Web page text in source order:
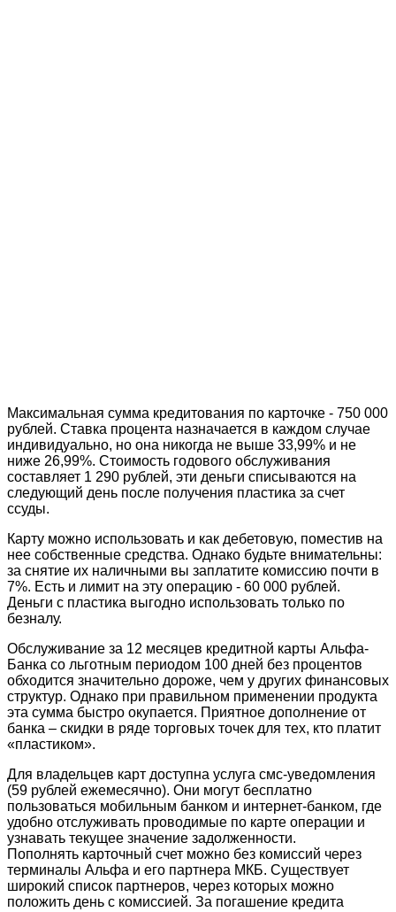
Максимальная сумма кредитования по карточке - 750 000
рублей. Ставка процента назначается в каждом случае
индивидуально, но она никогда не выше 33,99% и не
ниже 26,99%. Стоимость годового обслуживания
составляет 1 290 рублей, эти деньги списываются на
следующий день после получения пластика за счет
ссуды.
Карту можно использовать и как дебетовую, поместив на
нее собственные средства. Однако будьте внимательны:
за снятие их наличными вы заплатите комиссию почти в
7%. Есть и лимит на эту операцию - 60 000 рублей.
Деньги с пластика выгодно использовать только по
безналу.
Обслуживание за 12 месяцев кредитной карты Альфа-
Банка со льготным периодом 100 дней без процентов
обходится значительно дороже, чем у других финансовых
структур. Однако при правильном применении продукта
эта сумма быстро окупается. Приятное дополнение от
банка – скидки в ряде торговых точек для тех, кто платит
«пластиком».
Для владельцев карт доступна услуга смс-уведомления
(59 рублей ежемесячно). Они могут бесплатно
пользоваться мобильным банком и интернет-банком, где
удобно отслуживать проводимые по карте операции и
узнавать текущее значение задолженности.
Пополнять карточный счет можно без комиссий через
терминалы Альфа и его партнера МКБ. Существует
широкий список партнеров, через которых можно
положить день с комиссией. За погашение кредита